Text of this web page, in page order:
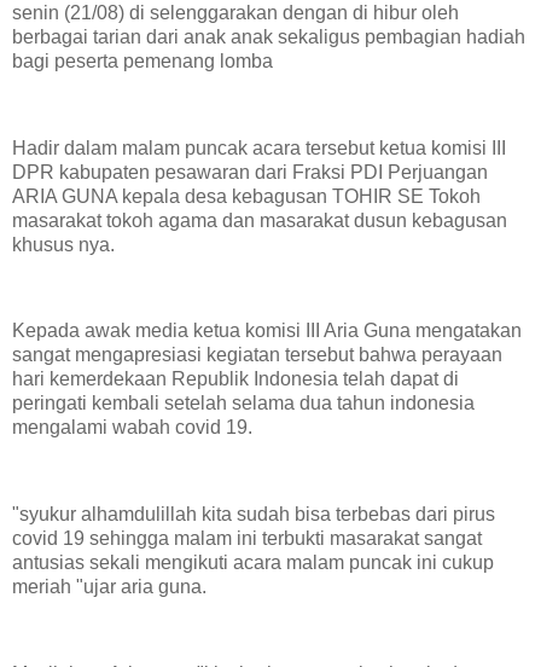
senin (21/08) di selenggarakan dengan di hibur oleh
berbagai tarian dari anak anak sekaligus pembagian hadiah
bagi peserta pemenang lomba
Hadir dalam malam puncak acara tersebut ketua komisi III
DPR kabupaten pesawaran dari Fraksi PDI Perjuangan
ARIA GUNA kepala desa kebagusan TOHIR SE Tokoh
masarakat tokoh agama dan masarakat dusun kebagusan
khusus nya.
Kepada awak media ketua komisi III Aria Guna mengatakan
sangat mengapresiasi kegiatan tersebut bahwa perayaan
hari kemerdekaan Republik Indonesia telah dapat di
peringati kembali setelah selama dua tahun indonesia
mengalami wabah covid 19.
"syukur alhamdulillah kita sudah bisa terbebas dari pirus
covid 19 sehingga malam ini terbukti masarakat sangat
antusias sekali mengikuti acara malam puncak ini cukup
meriah "ujar aria guna.